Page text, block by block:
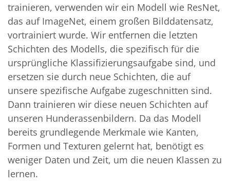
trainieren, verwenden wir ein Modell wie ResNet,
das auf ImageNet, einem großen Bilddatensatz,
vortrainiert wurde. Wir entfernen die letzten
Schichten des Modells, die spezifisch für die
ursprüngliche Klassifizierungsaufgabe sind, und
ersetzen sie durch neue Schichten, die auf
unsere spezifische Aufgabe zugeschnitten sind.
Dann trainieren wir diese neuen Schichten auf
unseren Hunderassenbildern. Da das Modell
bereits grundlegende Merkmale wie Kanten,
Formen und Texturen gelernt hat, benötigt es
weniger Daten und Zeit, um die neuen Klassen zu
lernen.